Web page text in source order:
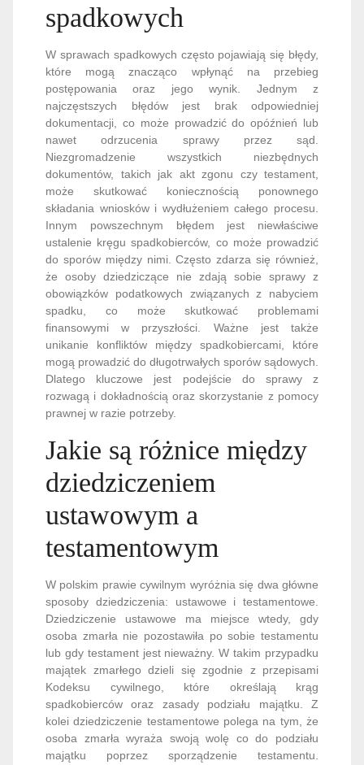
spadkowych
W sprawach spadkowych często pojawiają się błędy,
które mogą znacząco wpłynąć na przebieg
postępowania oraz jego wynik. Jednym z
najczęstszych błędów jest brak odpowiedniej
dokumentacji, co może prowadzić do opóźnień lub
nawet odrzucenia sprawy przez sąd.
Niezgromadzenie wszystkich niezbędnych
dokumentów, takich jak akt zgonu czy testament,
może skutkować koniecznością ponownego
składania wniosków i wydłużeniem całego procesu.
Innym powszechnym błędem jest niewłaściwe
ustalenie kręgu spadkobierców, co może prowadzić
do sporów między nimi. Często zdarza się również,
że osoby dziedziczące nie zdają sobie sprawy z
obowiązków podatkowych związanych z nabyciem
spadku, co może skutkować problemami
finansowymi w przyszłości. Ważne jest także
unikanie konfliktów między spadkobiercami, które
mogą prowadzić do długotrwałych sporów sądowych.
Dlatego kluczowe jest podejście do sprawy z
rozwagą i dokładnością oraz skorzystanie z pomocy
prawnej w razie potrzeby.
Jakie są różnice między
dziedziczeniem
ustawowym a
testamentowym
W polskim prawie cywilnym wyróżnia się dwa główne
sposoby dziedziczenia: ustawowe i testamentowe.
Dziedziczenie ustawowe ma miejsce wtedy, gdy
osoba zmarła nie pozostawiła po sobie testamentu
lub gdy testament jest nieważny. W takim przypadku
majątek zmarłego dzieli się zgodnie z przepisami
Kodeksu cywilnego, które określają krąg
spadkobierców oraz zasady podziału majątku. Z
kolei dziedziczenie testamentowe polega na tym, że
osoba zmarła wyraża swoją wolę co do podziału
majątku poprzez sporządzenie testamentu.